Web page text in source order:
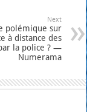
Next
polémique sur
à distance des
la police ? —
Numerama